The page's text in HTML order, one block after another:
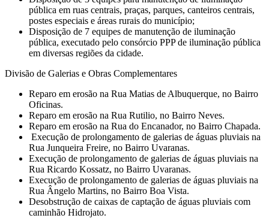
pública em ruas centrais, praças, parques, canteiros centrais,
postes especiais e áreas rurais do município;
Disposição de 7 equipes de manutenção de iluminação
pública, executado pelo consórcio PPP de iluminação pública
em diversas regiões da cidade.
Divisão de Galerias e Obras Complementares
⁠Reparo em erosão na Rua Matias de Albuquerque, no Bairro
Oficinas.
Reparo em erosão na Rua Rutilio, no Bairro Neves.
Reparo em erosão na Rua do Encanador, no Bairro Chapada.
⁠ Execução de prolongamento de galerias de águas pluviais na
Rua Junqueira Freire, no Bairro Uvaranas.
⁠Execução de prolongamento de galerias de águas pluviais na
Rua Ricardo Kossatz, no Bairro Uvaranas.
⁠Execução de prolongamento de galerias de águas pluviais na
Rua Ângelo Martins, no Bairro Boa Vista.
Desobstrução de caixas de captação de águas pluviais com
caminhão Hidrojato.